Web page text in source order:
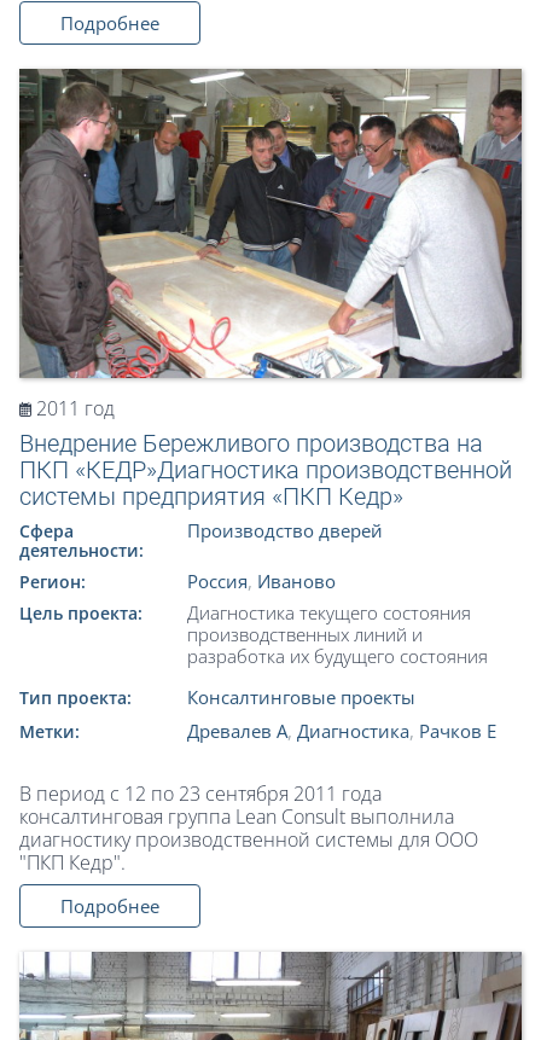
Подробнее
2011 год
Внедрение Бережливого производства на
ПКП «КЕДР»Диагностика производственной
системы предприятия «ПКП Кедр»
Сфера
деятельности:
Производство дверей
Регион: Россия, Иваново
Цель проекта:
Диагностика текущего состояния
производственных линий и
разработка их будущего состояния
Тип проекта: Консалтинговые проекты
Метки: Древалев А, Диагностика, Рачков Е
В период с 12 по 23 сентября 2011 года
консалтинговая группа Lean Consult выполнила
диагностику производственной системы для ООО
"ПКП Кедр".
Подробнее